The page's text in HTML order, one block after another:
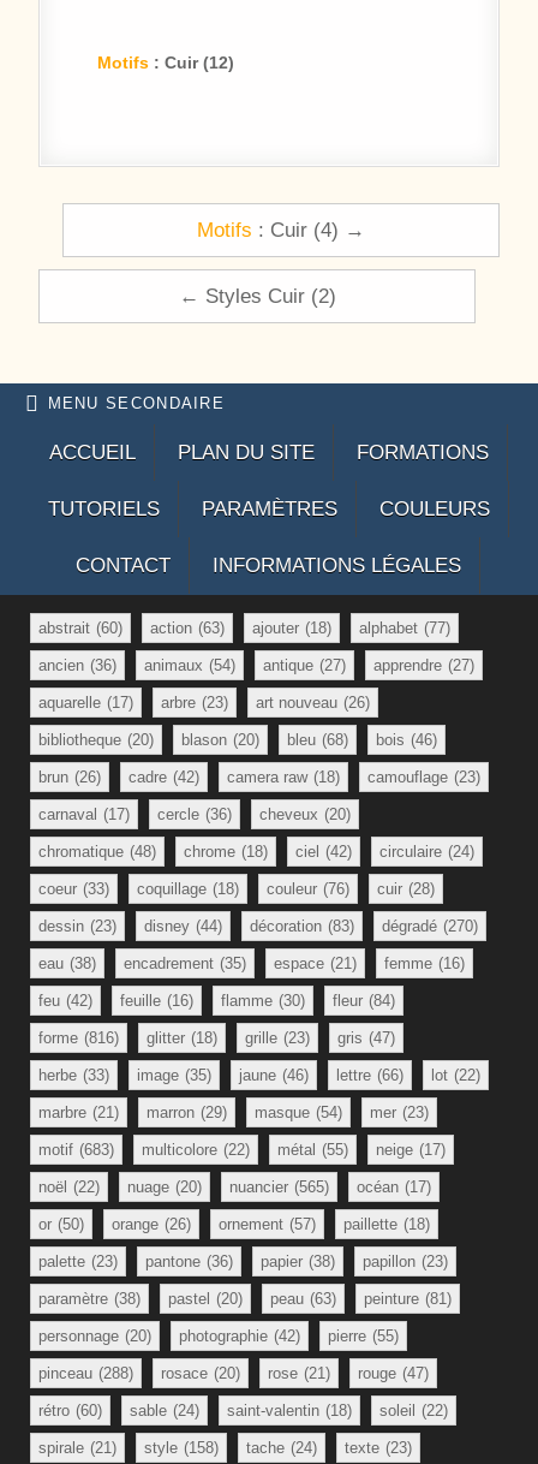
Motifs : Cuir (12)
Navigation de l’article
Motifs : Cuir (4) →
← Styles Cuir (2)
MENU SECONDAIRE
ACCUEIL PLAN DU SITE FORMATIONS
TUTORIELS PARAMÈTRES COULEURS
CONTACT INFORMATIONS LÉGALES
abstrait (60) action (63) ajouter (18) alphabet (77)
ancien (36) animaux (54) antique (27) apprendre (27)
aquarelle (17) arbre (23) art nouveau (26)
bibliotheque (20) blason (20) bleu (68) bois (46)
brun (26) cadre (42) camera raw (18) camouflage (23)
carnaval (17) cercle (36) cheveux (20)
chromatique (48) chrome (18) ciel (42) circulaire (24)
coeur (33) coquillage (18) couleur (76) cuir (28)
dessin (23) disney (44) décoration (83) dégradé (270)
eau (38) encadrement (35) espace (21) femme (16)
feu (42) feuille (16) flamme (30) fleur (84)
forme (816) glitter (18) grille (23) gris (47)
herbe (33) image (35) jaune (46) lettre (66) lot (22)
marbre (21) marron (29) masque (54) mer (23)
motif (683) multicolore (22) métal (55) neige (17)
noël (22) nuage (20) nuancier (565) océan (17)
or (50) orange (26) ornement (57) paillette (18)
palette (23) pantone (36) papier (38) papillon (23)
paramètre (38) pastel (20) peau (63) peinture (81)
personnage (20) photographie (42) pierre (55)
pinceau (288) rosace (20) rose (21) rouge (47)
rétro (60) sable (24) saint-valentin (18) soleil (22)
spirale (21) style (158) tache (24) texte (23)